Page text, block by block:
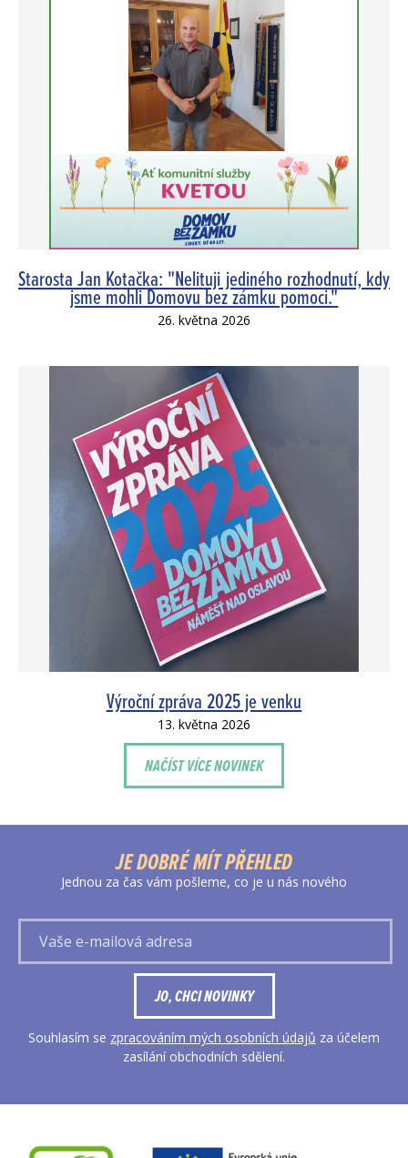
Starosta Jan Kotačka: "Nelituji jediného rozhodnutí, kdy
jsme mohli Domovu bez zámku pomoci."
26. května 2026
Výroční zpráva 2025 je venku
13. května 2026
NAČÍST VÍCE NOVINEK
JE DOBRÉ MÍT PŘEHLED
Jednou za čas vám pošleme, co je u nás nového
Vaše
mailová
JO, CHCI NOVINKY
Souhlasím se zpracováním mých osobních údajů za účelem
zasílání obchodních sdělení.